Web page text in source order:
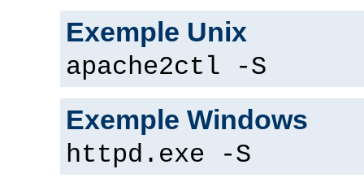
Exemple Unix
apache2ctl -S
Exemple Windows
httpd.exe -S